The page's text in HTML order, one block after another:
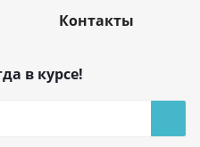
Контакты
в курсе!